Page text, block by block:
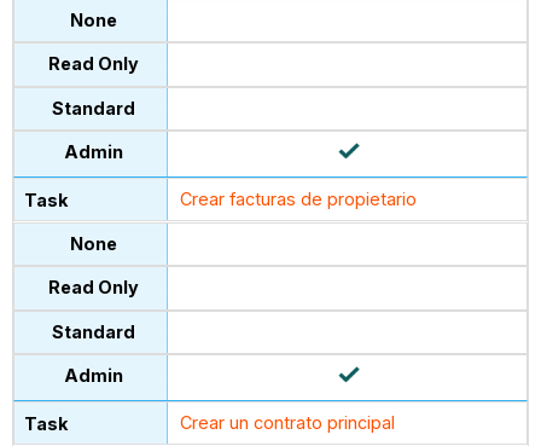
Crear facturas de propietario
Crear un contrato principal